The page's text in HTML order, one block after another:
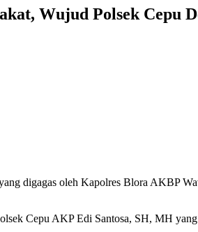
Wujud Polsek Cepu
digagas oleh Kapolres Blora AKBP
Cepu AKP Edi Santosa, SH, MH